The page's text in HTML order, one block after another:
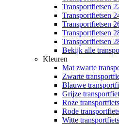
Transportfietsen
Transportfietsen
Transportfietsen
Transportfietsen
Transportfietsen
Bekijk alle
Kleuren
Mat zwarte
Zwarte
Blauwe
Grijze
Roze
Rode
Witte